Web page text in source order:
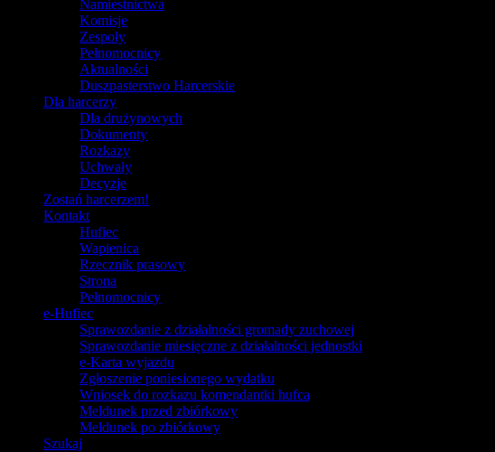
Namiestnictwa
Komisje
Zespoły
Pełnomocnicy
Aktualności
Duszpasterstwo Harcerskie
Dla harcerzy
Dla drużynowych
Dokumenty
Rozkazy
Uchwały
Decyzje
Zostań harcerzem!
Kontakt
Hufiec
Wapienica
Rzecznik prasowy
Strona
Pełnomocnicy
e-Hufiec
Sprawozdanie z działalności gromady zuchowej
Sprawozdanie miesięczne z działalności jednostki
e-Karta wyjazdu
Zgłoszenie poniesionego wydatku
Wniosek do rozkazu komendantki hufca
Meldunek przed zbiórkowy
Meldunek po zbiórkowy
Szukaj